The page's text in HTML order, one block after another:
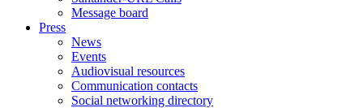
Message board
Press
News
Events
Audiovisual resources
Communication contacts
Social networking directory